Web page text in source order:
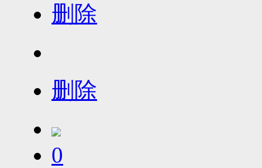
删除
删除
0